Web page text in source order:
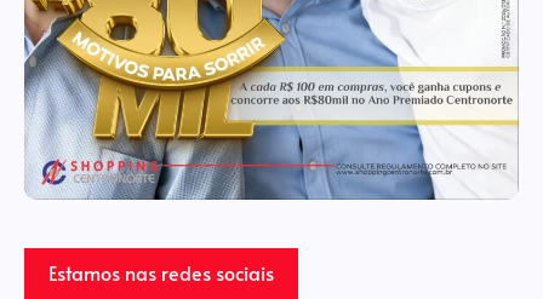
Estamos nas redes sociais